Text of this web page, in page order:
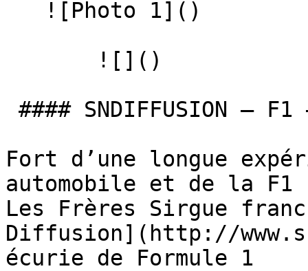
Fort d’une longue
automobile et de la
Les Frères Sirgue
Diffusion](http://
écurie de Formule 1